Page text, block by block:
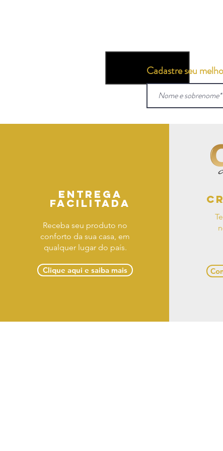
Cadastre seu
Entrega
facilitada
Receba seu produto no
conforto da sua casa, em
qualquer lugar do país.
Clique aqui e saiba mais